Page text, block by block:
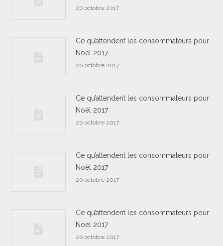
20 octobre 2017
Ce qu’attendent les consommateurs pour
Noël 2017
20 octobre 2017
Ce qu’attendent les consommateurs pour
Noël 2017
20 octobre 2017
Ce qu’attendent les consommateurs pour
Noël 2017
20 octobre 2017
Ce qu’attendent les consommateurs pour
Noël 2017
20 octobre 2017